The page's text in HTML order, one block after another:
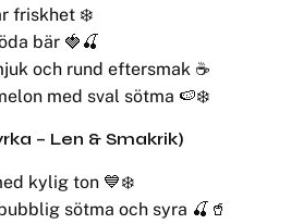
friskhet ❄️
bär 🍓🍒
och rund eftersmak ☕
med sval sötma 🍉❄️
– Len & Smakrik)
kylig ton 💙❄️
sötma och syra 🍒🥤